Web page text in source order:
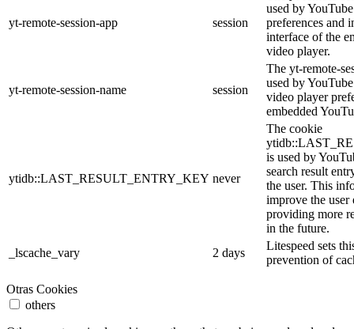
yt-remote-session-app session
used by
preferences and
interface of the
video player.
yt-remote-session-name session
The yt-remote-
used by
video player
embedded
ytidb::LAST_RESULT_ENTRY_KEY never
The cookie
is used by
search result
the user. This
improve the user
providing more
in the future.
_lscache_vary
2 days
Litespeed sets
prevention of
Otras Cookies
others